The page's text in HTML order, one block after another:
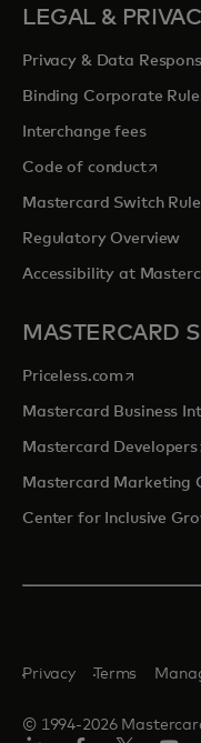
LEGAL &
Privacy & Data
Binding Corporate
Interchange fees
Code of conductopens
Mastercard Switch
Regulatory Overview
Accessibility at
MASTERCARD
Priceless.com opens in a
Mastercard Business
Mastercard Developers
Mastercard Marketing
Center for Inclusive
© 1994-2026
Privacy Terms